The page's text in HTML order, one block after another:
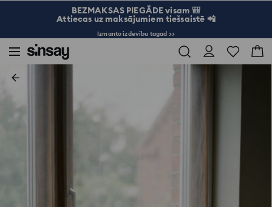
BEZMAKSAS PIEGĀDE visam 🎒
Attiecas uz maksājumiem tiešsaistē 📲
Izmanto izdevību tagad >>